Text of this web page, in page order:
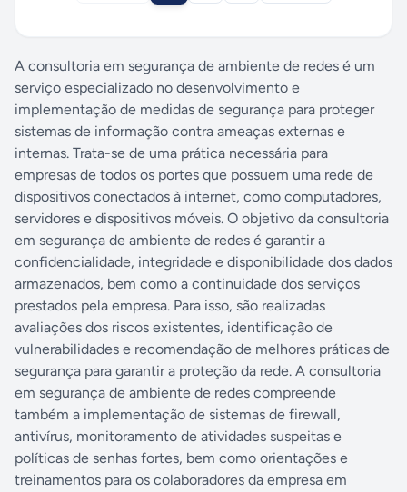
A consultoria em segurança de ambiente de redes é um
serviço especializado no desenvolvimento e
implementação de medidas de segurança para proteger
sistemas de informação contra ameaças externas e
internas. Trata-se de uma prática necessária para
empresas de todos os portes que possuem uma rede de
dispositivos conectados à internet, como computadores,
servidores e dispositivos móveis. O objetivo da consultoria
em segurança de ambiente de redes é garantir a
confidencialidade, integridade e disponibilidade dos dados
armazenados, bem como a continuidade dos serviços
prestados pela empresa. Para isso, são realizadas
avaliações dos riscos existentes, identificação de
vulnerabilidades e recomendação de melhores práticas de
segurança para garantir a proteção da rede. A consultoria
em segurança de ambiente de redes compreende
também a implementação de sistemas de firewall,
antivírus, monitoramento de atividades suspeitas e
políticas de senhas fortes, bem como orientações e
treinamentos para os colaboradores da empresa em